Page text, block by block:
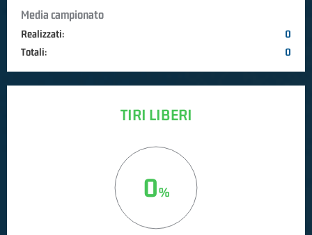
Media campionato
Realizzati:
0
Totali:
0
TIRI LIBERI
0